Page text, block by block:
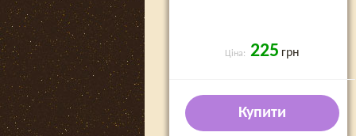
Ціна: 225 грн
Купити